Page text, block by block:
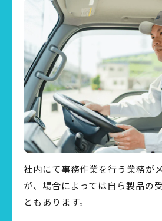
社内にて事務作業を行う業務が
が、場合によっては自ら製品の
ともあります。